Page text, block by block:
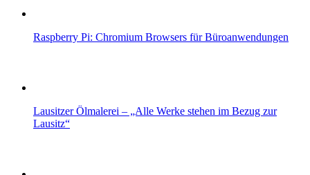
Raspberry Pi: Chromium Browsers für Büroanwendungen
Lausitzer Ölmalerei – „Alle Werke stehen im Bezug zur
Lausitz“